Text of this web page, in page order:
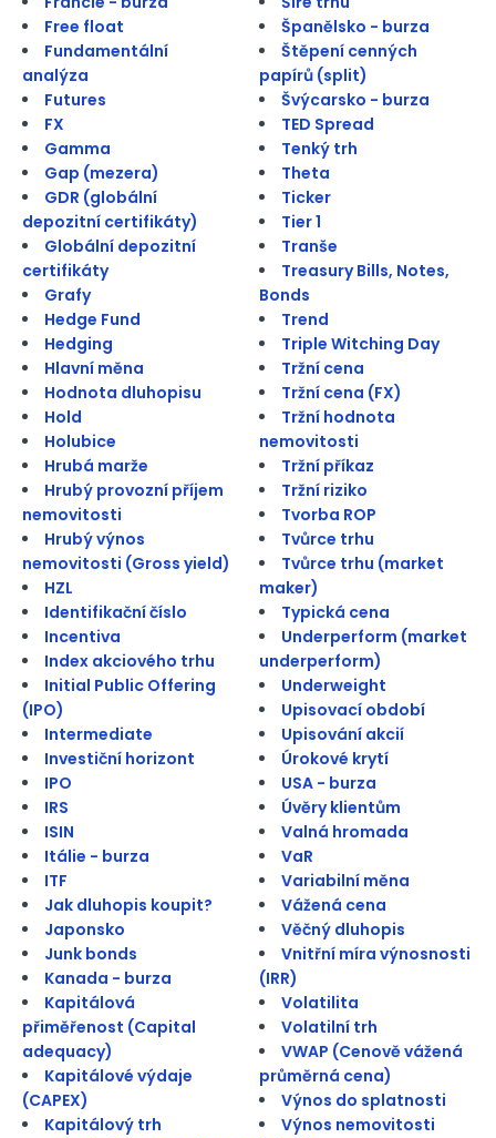
Free float
Fundamentální
analýza
Futures
FX
Gamma
Gap (mezera)
GDR (globální
depozitní certifikáty)
Globální depozitní
certifikáty
Grafy
Hedge Fund
Hedging
Hlavní měna
Hodnota dluhopisu
Hold
Holubice
Hrubá marže
Hrubý provozní příjem
nemovitosti
Hrubý výnos
nemovitosti (Gross yield)
HZL
Identifikační číslo
Incentiva
Index akciového trhu
Initial Public Offering
(IPO)
Intermediate
Investiční horizont
IPO
IRS
ISIN
Itálie - burza
ITF
Jak dluhopis koupit?
Japonsko
Junk bonds
Kanada - burza
Kapitálová
přiměřenost (Capital
adequacy)
Kapitálové výdaje
(CAPEX)
Kapitálový trh
Španělsko - burza
Štěpení cenných
papírů (split)
Švýcarsko - burza
TED Spread
Tenký trh
Theta
Ticker
Tier 1
Tranše
Treasury Bills, Notes,
Bonds
Trend
Triple Witching Day
Tržní cena
Tržní cena (FX)
Tržní hodnota
nemovitosti
Tržní příkaz
Tržní riziko
Tvorba ROP
Tvůrce trhu
Tvůrce trhu (market
maker)
Typická cena
Underperform (market
underperform)
Underweight
Upisovací období
Upisování akcií
Úrokové krytí
USA - burza
Úvěry klientům
Valná hromada
VaR
Variabilní měna
Vážená cena
Věčný dluhopis
Vnitřní míra výnosnosti
(IRR)
Volatilita
Volatilní trh
VWAP (Cenově vážená
průměrná cena)
Výnos do splatnosti
Výnos nemovitosti